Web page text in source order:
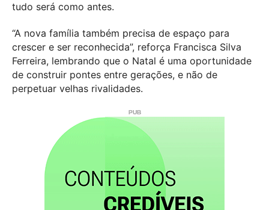
tudo será como antes.
“A nova família também precisa de espaço para
crescer e ser reconhecida”, reforça Francisca Silva
Ferreira, lembrando que o Natal é uma oportunidade
de construir pontes entre gerações, e não de
perpetuar velhas rivalidades.